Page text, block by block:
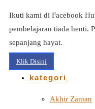
Ikuti kami di Facebook
pembelajaran tiada henti.
sepanjang hayat.
Klik Disini
kategori
Akhir Zaman